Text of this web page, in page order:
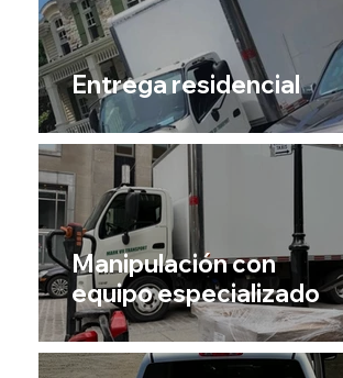
Entrega residencial
Manipulación con
equipo especializado